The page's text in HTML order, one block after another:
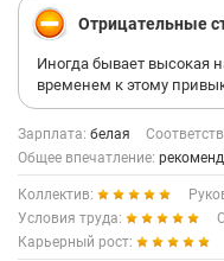
Отрицательные
Иногда бывает высокая
временем к этому
Зарплата: белая
Общее впечатление:
Коллектив:
Условия труда:
Карьерный рост: